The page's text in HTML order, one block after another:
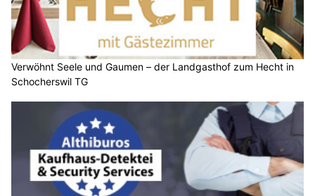
Verwöhnt Seele und Gaumen – der Landgasthof zum Hecht in
Schocherswil TG